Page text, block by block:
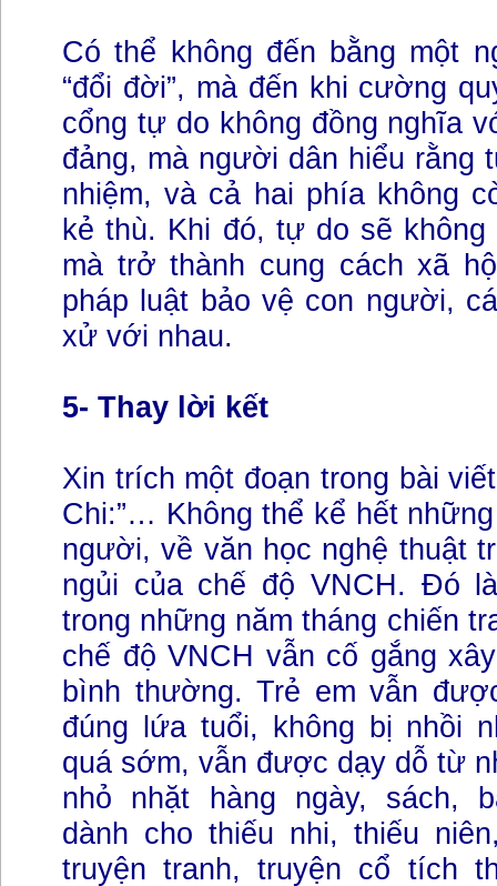
Có thể không đến bằng một
“đổi đời”, mà đến khi cường
cổng tự do không đồng nghĩa
đảng, mà người dân hiểu rằng
nhiệm, và cả hai phía không
kẻ thù. Khi đó, tự do sẽ
mà trở thành cung cách xã
pháp luật bảo vệ con người,
xử với nhau.
5- Thay lời kết
Xin trích một đoạn trong bài
Chi:”… Không thể kể hết
người, về văn học nghệ thuật
ngủi của chế độ VNCH. Đó
trong những năm tháng chiến
chế độ VNCH vẫn cố gắng
bình thường. Trẻ em vẫn
đúng lứa tuổi, không bị nhồi
quá sớm, vẫn được dạy dỗ từ
nhỏ nhặt hàng ngày, sách,
dành cho thiếu nhi, thiếu
truyện tranh, truyện cổ tích